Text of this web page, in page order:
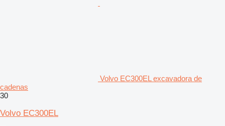
Volvo EC300EL excavadora de
cadenas
30
Volvo EC300EL